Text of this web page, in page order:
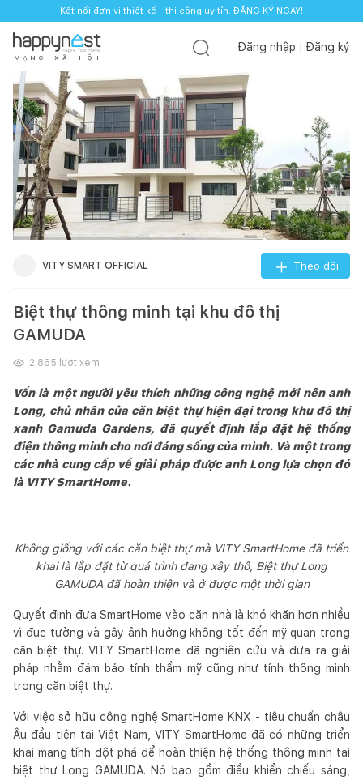
Kết nối đơn vị thiết kế - thi công uy tín. ĐĂNG KÝ NGAY!
M Ạ N G X Ã H Ộ I
Đăng nhập Đăng ký
VITY SMART OFFICIAL Theo dõi
Biệt thự thông minh tại khu đô thị
GAMUDA
2.865 lượt xem
Vốn là một người yêu thích những công nghệ mới nên anh
Long, chủ nhân của căn biệt thự hiện đại trong khu đô thị
xanh Gamuda Gardens, đã quyết định lắp đặt hệ thống
điện thông minh cho nơi đáng sống của mình. Và một trong
các nhà cung cấp về giải pháp được anh Long lựa chọn đó
là VITY SmartHome.
Không giống với các căn biệt thự mà VITY SmartHome đã triển
khai là lắp đặt từ quá trình đang xây thô, Biệt thự Long
GAMUDA đã hoàn thiện và ở được một thời gian
Quyết định đưa SmartHome vào căn nhà là khó khăn hơn nhiều
vì đục tường và gây ảnh hưởng không tốt đến mỹ quan trong
căn biệt thự. VITY SmartHome đã nghiên cứu và đưa ra giải
pháp nhằm đảm bảo tính thẩm mỹ cũng như tính thông minh
trong căn biệt thự.
Với việc sở hữu công nghệ SmartHome KNX - tiêu chuẩn châu
Âu đầu tiên tại Việt Nam, VITY SmartHome đã có những triển
khai mang tính đột phá để hoàn thiện hệ thống thông minh tại
biệt thự Long GAMUDA. Nó bao gồm điều khiển chiếu sáng,